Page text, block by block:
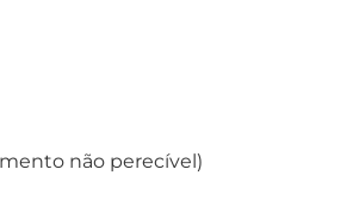
não perecível)